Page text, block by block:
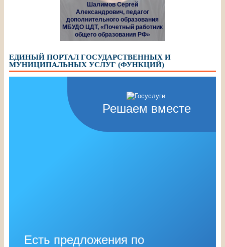
Шалимов Сергей
Александрович, педагог
дополнительного образования
МБУДО ЦДТ, «Почетный работник
общего образования РФ»
ЕДИНЫЙ ПОРТАЛ ГОСУДАРСТВЕННЫХ И
МУНИЦИПАЛЬНЫХ УСЛУГ (ФУНКЦИЙ)
Решаем вместе
Есть предложения по